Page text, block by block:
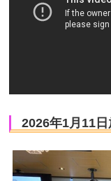
2026年1月11日